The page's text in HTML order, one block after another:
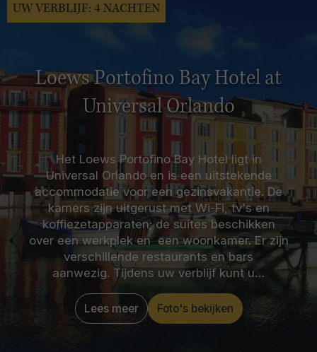
Loews Portofino Bay Hotel at
Universal Orlando
Het Loews Portofino Bay Hotel ligt in
Universal Orlando en is een uitstekende
accommodatie voor een gezinsvakantie. De
kamers zijn uitgerust met Wi-Fi, tv's en
koffiezetapparaten; de suites beschikken
over een werkplek en een woonkamer. Er zijn
verschillende restaurants en bars
aanwezig. Tijdens uw verblijf kunt u…
Lees meer Foto's bekijken
UW VERBLIJF: 4 NACHTEN